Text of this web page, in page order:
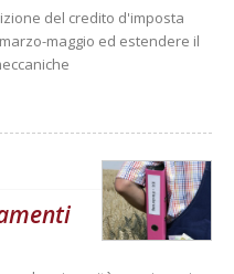
del credito d'imposta
maggio ed estendere il